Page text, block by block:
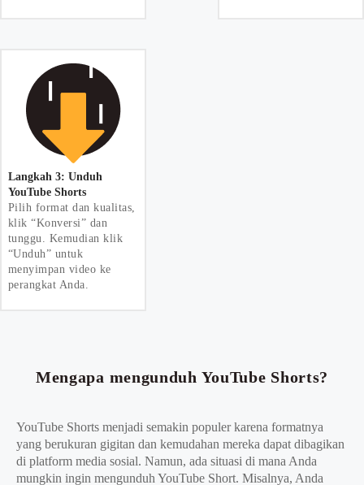
Langkah 3: Unduh
YouTube Shorts
Pilih format dan kualitas,
klik “Konversi” dan
tunggu. Kemudian klik
“Unduh” untuk
menyimpan video ke
perangkat Anda.
Mengapa mengunduh YouTube Shorts?
YouTube Shorts menjadi semakin populer karena formatnya
yang berukuran gigitan dan kemudahan mereka dapat dibagikan
di platform media sosial. Namun, ada situasi di mana Anda
mungkin ingin mengunduh YouTube Short. Misalnya, Anda